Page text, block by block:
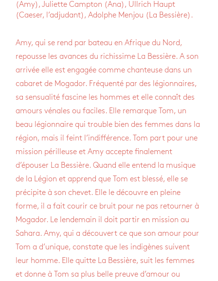
(Amy), Juliette Campton (Ana), Ullrich Haupt
(Caeser, l’adjudant), Adolphe Menjou (La Bessière).
Amy, qui se rend par bateau en Afrique du Nord,
repousse les avances du richissime La Bessière. A son
arrivée elle est engagée comme chanteuse dans un
cabaret de Mogador. Fréquenté par des légionnaires,
sa sensualité fascine les hommes et elle connaît des
amours vénales ou faciles. Elle remarque Tom, un
beau légionnaire qui trouble bien des femmes dans la
région, mais il feint l’indifférence. Tom part pour une
mission périlleuse et Amy accepte finalement
d’épouser La Bessière. Quand elle entend la musique
de la Légion et apprend que Tom est blessé, elle se
précipite à son chevet. Elle le découvre en pleine
forme, il a fait courir ce bruit pour ne pas retourner à
Mogador. Le lendemain il doit partir en mission au
Sahara. Amy, qui a découvert ce que son amour pour
Tom a d’unique, constate que les indigènes suivent
leur homme. Elle quitte La Bessière, suit les femmes
et donne à Tom sa plus belle preuve d’amour ou